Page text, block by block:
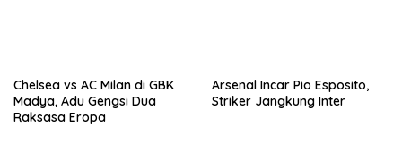
Chelsea vs AC Milan di GBK
Madya, Adu Gengsi Dua
Raksasa Eropa
Arsenal Incar Pio Esposito,
Striker Jangkung Inter